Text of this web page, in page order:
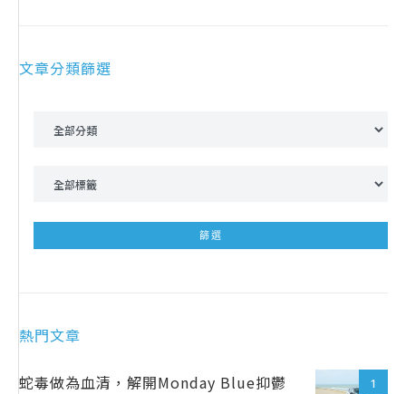
文章分類篩選
熱門文章
1
蛇毒做為血清，解開Monday Blue抑鬱